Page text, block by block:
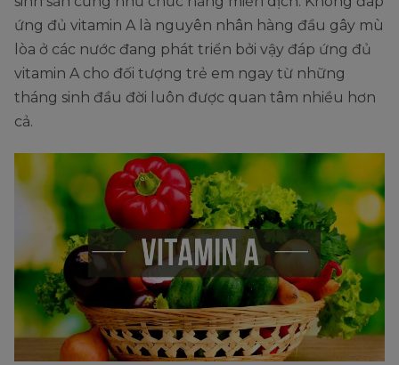
ứng đủ vitamin A là nguyên nhân hàng đầu gây mù
lòa ở các nước đang phát triển bởi vậy đáp ứng đủ
vitamin A cho đối tượng trẻ em ngay từ những
tháng sinh đầu đời luôn được quan tâm nhiều hơn
cả.